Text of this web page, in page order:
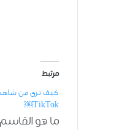
مرتبط
كيف ترى من
TikTok￼
ما هو